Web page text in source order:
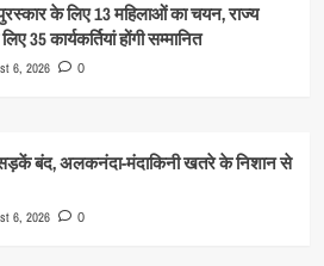
के लिए 13 महिलाओं का चयन, राज्य
35 कार्यकर्तियां होंगी सम्मानित
6, 2026 0
बंद, अलकनंदा-मंदाकिनी खतरे के निशान से
6, 2026 0